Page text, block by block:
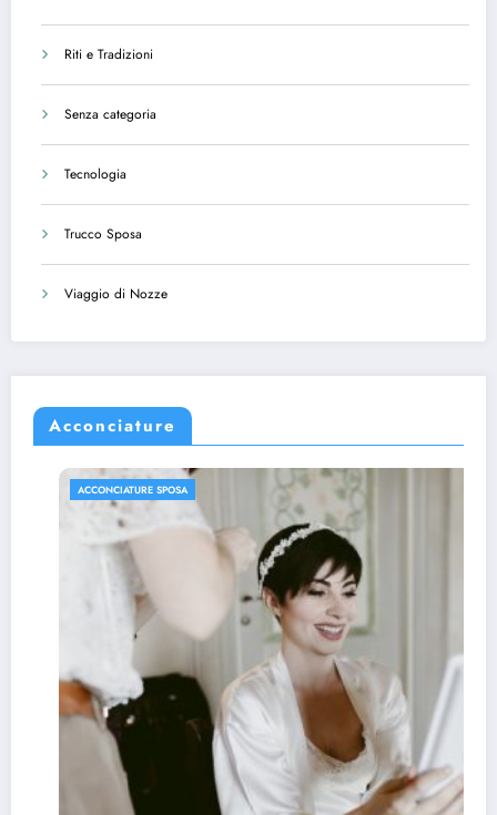
Riti e Tradizioni
Senza categoria
Tecnologia
Trucco Sposa
Viaggio di Nozze
Acconciature
ACCONCIATURE SPOSA